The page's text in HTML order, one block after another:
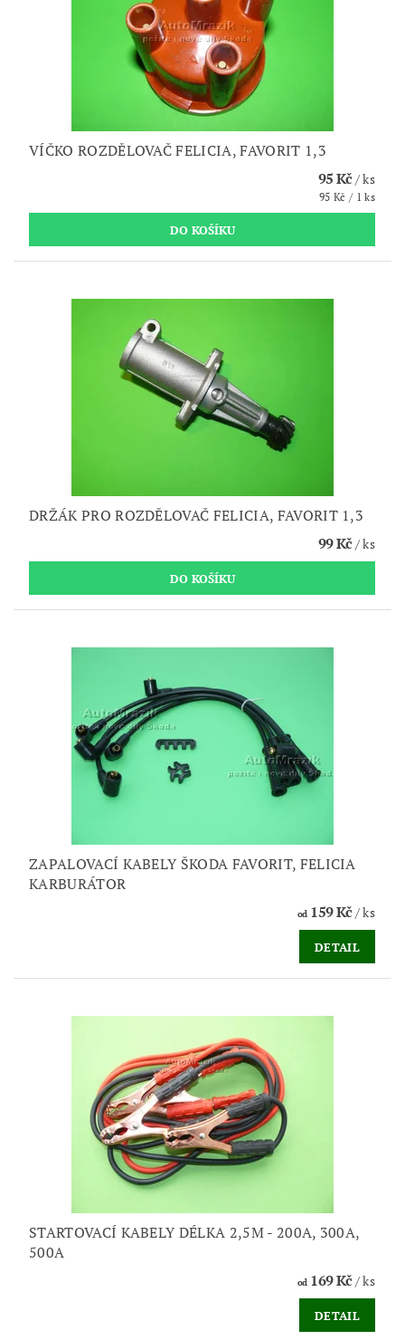
VÍČKO ROZDĚLOVAČ FELICIA, FAVORIT 1,3
95 Kč/ ks
95 Kč / 1 ks
DRŽÁK PRO ROZDĚLOVAČ FELICIA, FAVORIT 1,3
99 Kč/ ks
ZAPALOVACÍ KABELY ŠKODA FAVORIT, FELICIA
KARBURÁTOR
od159 Kč/ ks
DETAIL
STARTOVACÍ KABELY DÉLKA 2,5M - 200A, 300A,
500A
od169 Kč/ ks
DETAIL